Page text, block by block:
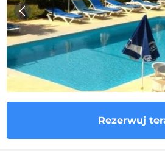
Rezerwuj